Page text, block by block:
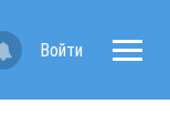
Войти